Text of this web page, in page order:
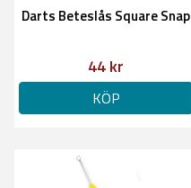
Darts Beteslås Square Snap
44 kr
KÖP